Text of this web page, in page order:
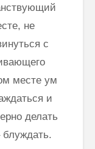
не
с
месте ум
и
делать